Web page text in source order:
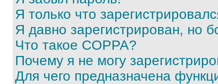
Я только что
Я давно зарегистрирован, но
Что такое COPPA?
Почему я не могу
Для чего предназначена